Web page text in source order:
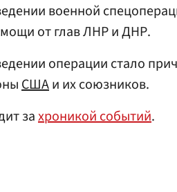
военной
от глав ЛНР и ДНР.
операции стало
СШАи их союзников.
захроникой событий.